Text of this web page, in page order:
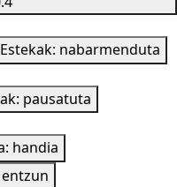
Estekak: nabarmenduta
pausatuta
handia